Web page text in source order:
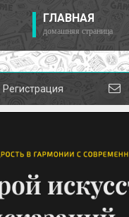
ГЛАВНАЯ
домашняя страница
Регистрация